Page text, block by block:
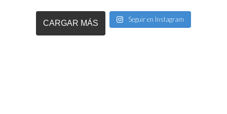
CARGAR MÁS Seguir en Instagram